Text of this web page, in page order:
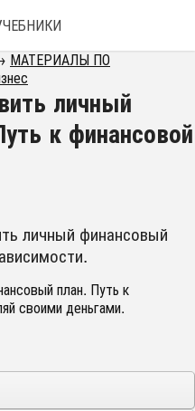
МАТЕРИАЛЫ ПО
личный
к финансовой
личный финансовый
план. Путь к
своими деньгами.